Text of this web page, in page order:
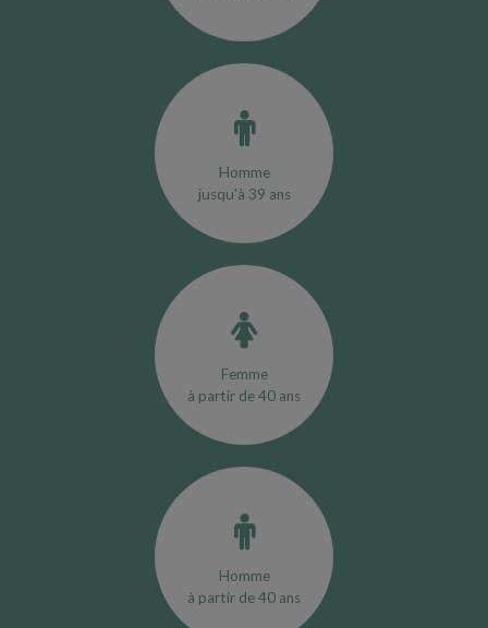
Homme
jusqu'à 39 ans
Femme
à partir de 40 ans
Homme
à partir de 40 ans